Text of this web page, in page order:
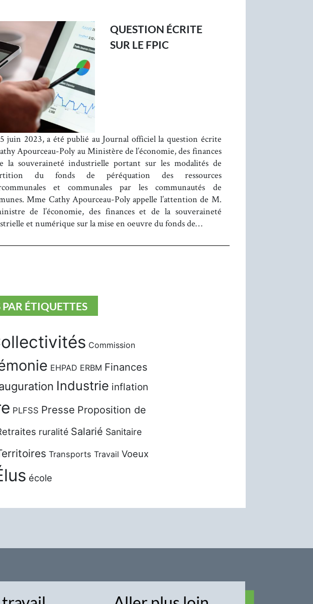
QUESTION ÉCRITE
SUR LE FPIC
juin 2023, a été publié au Journal officiel la question écrite
Apourceau-Poly au Ministère de l’économie, des finances
la souveraineté industrielle portant sur les modalités de
du fonds de péréquation des ressources
et communales par les communautés de
Mme Cathy Apourceau-Poly appelle l’attention de M.
de l’économie, des finances et de la souveraineté
et numérique sur la mise en oeuvre du fonds de…
ÉTIQUETTES
Commission
EHPAD ERBM Finances
Industrie inflation
PLFSS Presse Proposition de
ruralité Salarié Sanitaire
Transports Travail Voeux
école